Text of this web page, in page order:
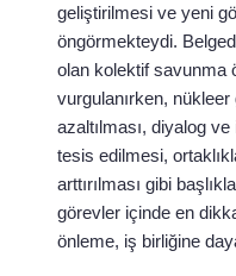
geliştirilmesi ve yeni
öngörmekteydi.
olan kolektif savunma
vurgulanırken, nükleer
azaltılması, diyalog
tesis edilmesi,
arttırılması gibi
görevler içinde en
önleme, iş birliğine